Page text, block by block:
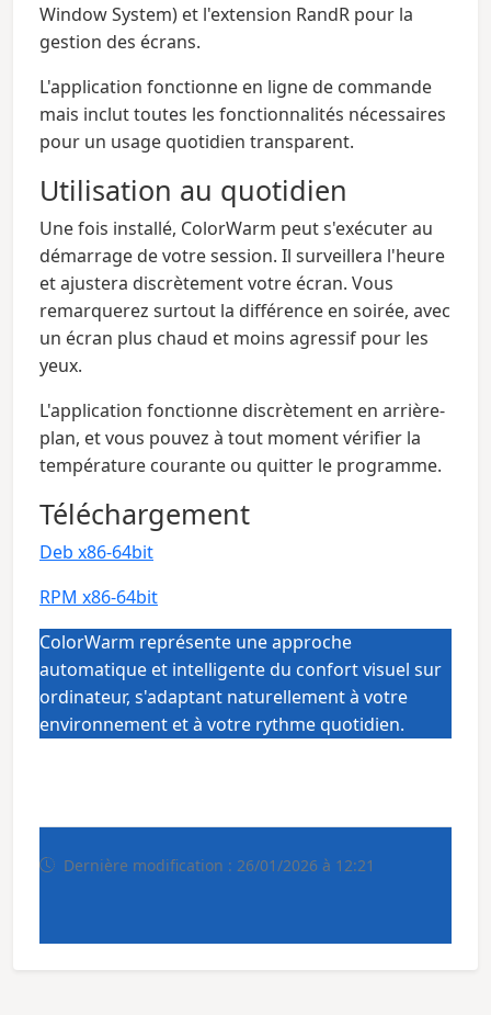
Window System) et l'extension RandR pour la
gestion des écrans.
L'application fonctionne en ligne de commande
mais inclut toutes les fonctionnalités nécessaires
pour un usage quotidien transparent.
Utilisation au quotidien
Une fois installé, ColorWarm peut s'exécuter au
démarrage de votre session. Il surveillera l'heure
et ajustera discrètement votre écran. Vous
remarquerez surtout la différence en soirée, avec
un écran plus chaud et moins agressif pour les
yeux.
L'application fonctionne discrètement en arrière-
plan, et vous pouvez à tout moment vérifier la
température courante ou quitter le programme.
Téléchargement
Deb x86-64bit
RPM x86-64bit
ColorWarm représente une approche
automatique et intelligente du confort visuel sur
ordinateur, s'adaptant naturellement à votre
environnement et à votre rythme quotidien.
Dernière modification : 26/01/2026 à 12:21